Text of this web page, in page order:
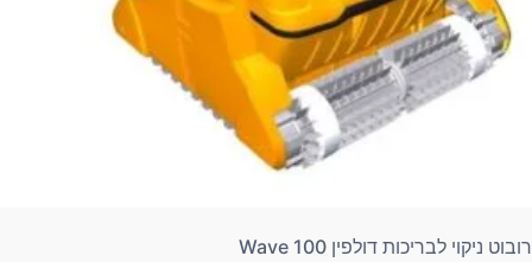
רובוט ניקוי לבריכות דולפין Wave 100